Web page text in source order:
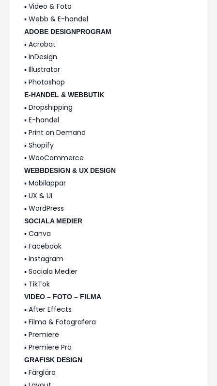
▪️ Video & Foto
▪️ Webb & E-handel
ADOBE DESIGNPROGRAM
▪️ Acrobat
▪️ InDesign
▪️ Illustrator
▪️ Photoshop
E-HANDEL & WEBBUTIK
▪️ Dropshipping
▪️ E-handel
▪️ Print on Demand
▪️ Shopify
▪️ WooCommerce
WEBBDESIGN & UX DESIGN
▪️ Mobilappar
▪️ UX & UI
▪️ WordPress
SOCIALA MEDIER
▪️ Canva
▪️ Facebook
▪️ Instagram
▪️ Sociala Medier
▪️ TikTok
VIDEO – FOTO – FILMA
▪️ After Effects
▪️ Filma & Fotografera
▪️ Premiere
▪️ Premiere Pro
GRAFISK DESIGN
▪️ Färglära